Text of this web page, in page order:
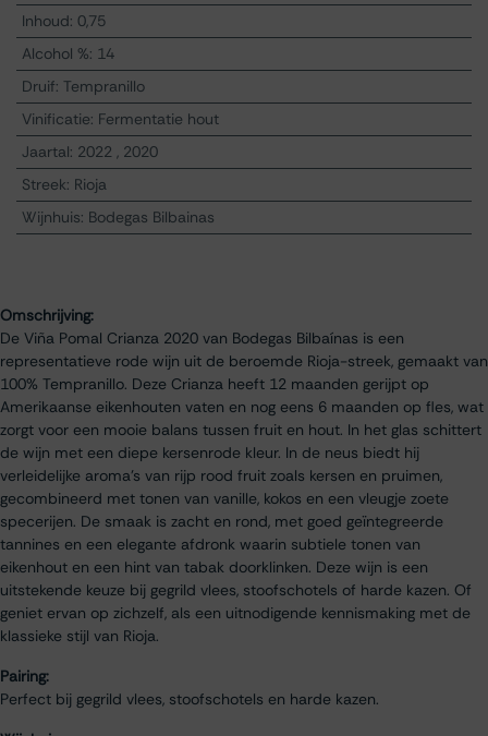
Inhoud: 0,75
Alcohol %: 14
Druif: Tempranillo
Vinificatie: Fermentatie hout
Jaartal: 2022, 2020
Streek: Rioja
Wijnhuis: Bodegas Bilbainas
Omschrijving:
De Viña Pomal Crianza 2020 van Bodegas Bilbaínas is een
representatieve rode wijn uit de beroemde Rioja-streek, gemaakt van
100% Tempranillo. Deze Crianza heeft 12 maanden gerijpt op
Amerikaanse eikenhouten vaten en nog eens 6 maanden op fles, wat
zorgt voor een mooie balans tussen fruit en hout. In het glas schittert
de wijn met een diepe kersenrode kleur. In de neus biedt hij
verleidelijke aroma’s van rijp rood fruit zoals kersen en pruimen,
gecombineerd met tonen van vanille, kokos en een vleugje zoete
specerijen. De smaak is zacht en rond, met goed geïntegreerde
tannines en een elegante afdronk waarin subtiele tonen van
eikenhout en een hint van tabak doorklinken. Deze wijn is een
uitstekende keuze bij gegrild vlees, stoofschotels of harde kazen. Of
geniet ervan op zichzelf, als een uitnodigende kennismaking met de
klassieke stijl van Rioja.
Pairing:
Perfect bij gegrild vlees, stoofschotels en harde kazen.